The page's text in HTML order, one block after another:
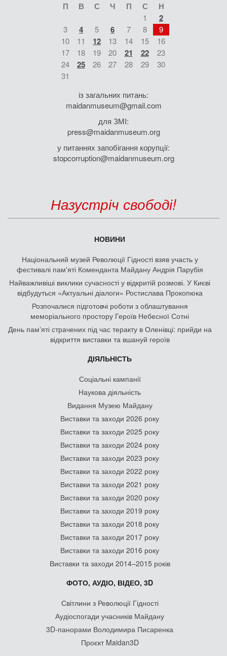
П В С Ч П С Н
1 2
3 4 5 6 7 8
9
10
11 12 13 14 15
16
17
18 19 20 21 22
23
24
25 26 27 28 29
30
31
із загальних питань:
maidanmuseum@gmail.com
для ЗМІ:
press@maidanmuseum.org
у питаннях запобігання корупції:
stopcorruption@maidanmuseum.org
Назустріч свободі!
НОВИНИ
Національний музей Революції Гідності взяв участь у
фестивалі пам'яті Коменданта Майдану Андрія Парубія
Найважливіші виклики сучасності у відкритій розмові. У Києві
відбудуться «Актуальні діалоги» Ростислава Прокопюка
Розпочалися підготовчі роботи з облаштування
меморіального простору Героїв Небесної Сотні
День памʼяті страчених під час теракту в Оленівці: прийди на
відкриття виставки та вшануй героїв
ДІЯЛЬНІСТЬ
Соціальні кампанії
Наукова діяльність
Видання Музею Майдану
Виставки та заходи 2026 року
Виставки та заходи 2025 року
Виставки та заходи 2024 року
Виставки та заходи 2023 року
Виставки та заходи 2022 року
Виставки та заходи 2021 року
Виставки та заходи 2020 року
Виставки та заходи 2019 року
Виставки та заходи 2018 року
Виставки та заходи 2017 року
Виставки та заходи 2016 року
Виставки та заходи 2014–2015 років
ФОТО, АУДІО, ВІДЕО, 3D
Світлини з Революції Гідності
Аудіоспогади учасників Майдану
3D-панорами Володимира Писаренка
Проєкт Maidan3D